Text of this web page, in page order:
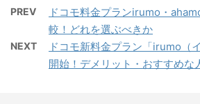
PREV
ドコモ料金プランirumo・
較！どれを選ぶべきか
NEXT
ドコモ新料金プラン「irumo（
開始！デメリット・おすすめな